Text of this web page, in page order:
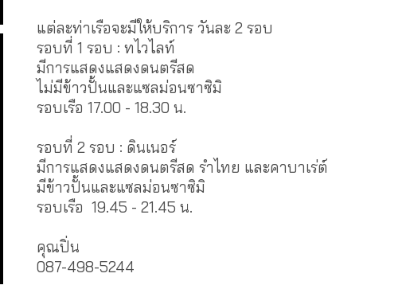
แต่ละท่าเรือจะมีให้บริการ วันละ 2 รอบ
รอบที่ 1 รอบ : ทไวไลท์
มีการแสดงแสดงดนตรีสด
ไม่มีข้าวปั้นและแซลม่อนซาซิมิ
รอบเรือ 17.00 - 18.30 น.
รอบที่ 2 รอบ : ดินเนอร์
มีการแสดงแสดงดนตรีสด รำไทย และคาบาเร่ต์
มีข้าวปั้นและแซลม่อนซาซิมิ
รอบเรือ 19.45 - 21.45 น.
คุณปิ่น
087-498-5244